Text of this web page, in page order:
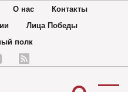
О нас
Контакты
Лица Победы
полк